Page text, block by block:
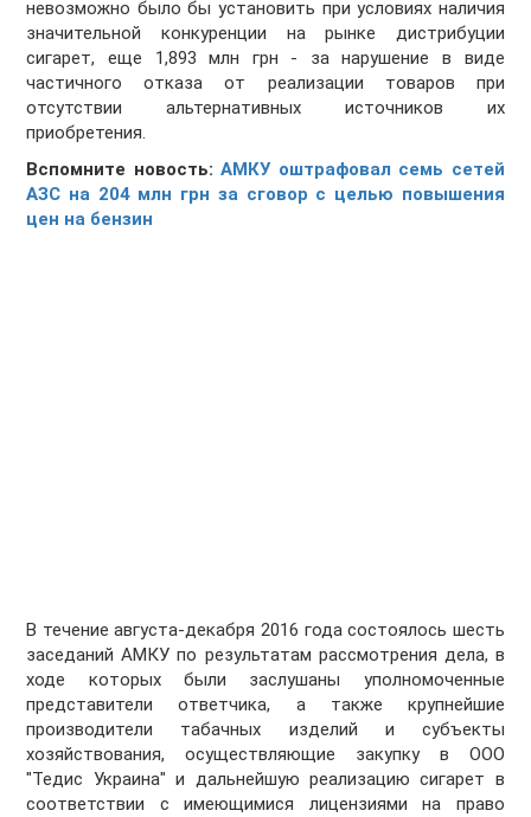
невозможно было бы установить при условиях наличия
значительной конкуренции на рынке дистрибуции
сигарет, еще 1,893 млн грн - за нарушение в виде
частичного отказа от реализации товаров при
отсутствии альтернативных источников их
приобретения.
Вспомните новость:АМКУ оштрафовал семь сетей
АЗС на 204 млн грн за сговор с целью повышения
цен на бензин
В течение августа-декабря 2016 года состоялось шесть
заседаний АМКУ по результатам рассмотрения дела, в
ходе которых были заслушаны уполномоченные
представители ответчика, а также крупнейшие
производители табачных изделий и субъекты
хозяйствования, осуществляющие закупку в ООО
"Тедис Украина" и дальнейшую реализацию сигарет в
соответствии с имеющимися лицензиями на право